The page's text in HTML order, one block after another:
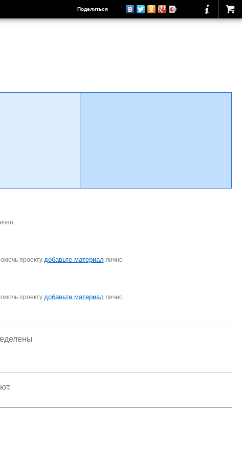
Поделиться
проекту добавьте материал лично
проекту добавьте материал лично